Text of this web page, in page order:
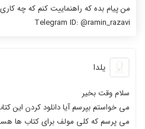
من پیام بده که راهنماییت کنم که چه
Telegram ID: @ramin_razavi
یلدا
سلام وقت بخیر
می خواستم بپرسم آیا دانلود کردن این
می پرسم که کلی مولف برای کتاب ها هست